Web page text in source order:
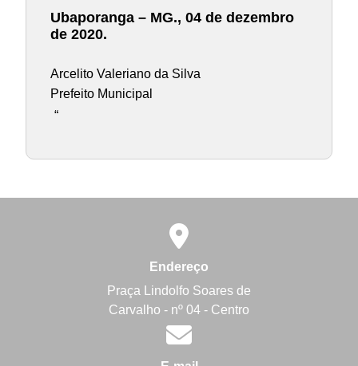
Ubaporanga – MG., 04 de dezembro
de 2020.
Arcelito Valeriano da Silva
Prefeito Municipal
“
Endereço
Praça Lindolfo Soares de
Carvalho - nº 04 - Centro